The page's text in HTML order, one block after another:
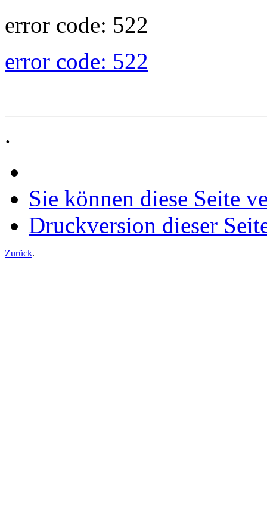
error code: 522
error code: 522
.
Sie können diese Seite
Druckversion dieser
Zurück.